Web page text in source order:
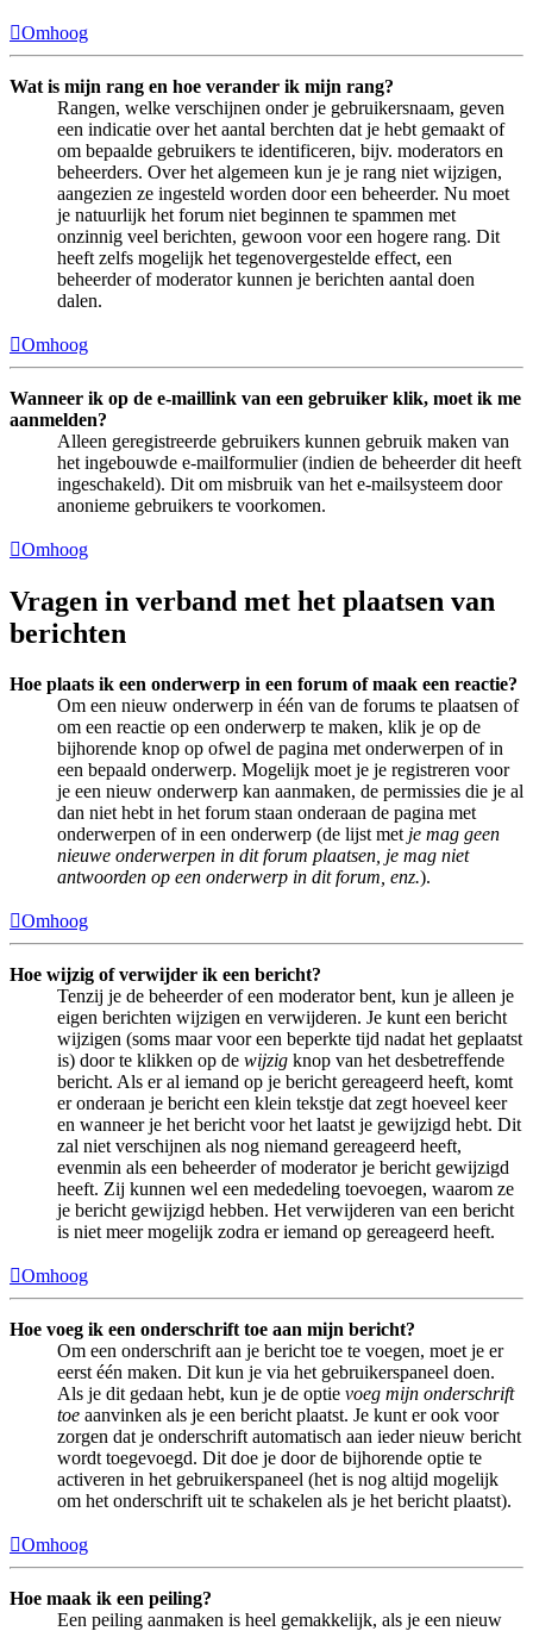
Omhoog
Wat is mijn rang en hoe verander ik mijn rang?
Rangen, welke verschijnen onder je gebruikersnaam, geven
een indicatie over het aantal berchten dat je hebt gemaakt of
om bepaalde gebruikers te identificeren, bijv. moderators en
beheerders. Over het algemeen kun je je rang niet wijzigen,
aangezien ze ingesteld worden door een beheerder. Nu moet
je natuurlijk het forum niet beginnen te spammen met
onzinnig veel berichten, gewoon voor een hogere rang. Dit
heeft zelfs mogelijk het tegenovergestelde effect, een
beheerder of moderator kunnen je berichten aantal doen
dalen.
Omhoog
Wanneer ik op de e-maillink van een gebruiker klik, moet ik me
aanmelden?
Alleen geregistreerde gebruikers kunnen gebruik maken van
het ingebouwde e-mailformulier (indien de beheerder dit heeft
ingeschakeld). Dit om misbruik van het e-mailsysteem door
anonieme gebruikers te voorkomen.
Omhoog
Vragen in verband met het plaatsen van
berichten
Hoe plaats ik een onderwerp in een forum of maak een reactie?
Om een nieuw onderwerp in één van de forums te plaatsen of
om een reactie op een onderwerp te maken, klik je op de
bijhorende knop op ofwel de pagina met onderwerpen of in
een bepaald onderwerp. Mogelijk moet je je registreren voor
je een nieuw onderwerp kan aanmaken, de permissies die je al
dan niet hebt in het forum staan onderaan de pagina met
onderwerpen of in een onderwerp (de lijst met je mag geen
nieuwe onderwerpen in dit forum plaatsen, je mag niet
antwoorden op een onderwerp in dit forum, enz.).
Omhoog
Hoe wijzig of verwijder ik een bericht?
Tenzij je de beheerder of een moderator bent, kun je alleen je
eigen berichten wijzigen en verwijderen. Je kunt een bericht
wijzigen (soms maar voor een beperkte tijd nadat het geplaatst
is) door te klikken op de wijzig knop van het desbetreffende
bericht. Als er al iemand op je bericht gereageerd heeft, komt
er onderaan je bericht een klein tekstje dat zegt hoeveel keer
en wanneer je het bericht voor het laatst je gewijzigd hebt. Dit
zal niet verschijnen als nog niemand gereageerd heeft,
evenmin als een beheerder of moderator je bericht gewijzigd
heeft. Zij kunnen wel een mededeling toevoegen, waarom ze
je bericht gewijzigd hebben. Het verwijderen van een bericht
is niet meer mogelijk zodra er iemand op gereageerd heeft.
Omhoog
Hoe voeg ik een onderschrift toe aan mijn bericht?
Om een onderschrift aan je bericht toe te voegen, moet je er
eerst één maken. Dit kun je via het gebruikerspaneel doen.
Als je dit gedaan hebt, kun je de optie voeg mijn onderschrift
toe aanvinken als je een bericht plaatst. Je kunt er ook voor
zorgen dat je onderschrift automatisch aan ieder nieuw bericht
wordt toegevoegd. Dit doe je door de bijhorende optie te
activeren in het gebruikerspaneel (het is nog altijd mogelijk
om het onderschrift uit te schakelen als je het bericht plaatst).
Omhoog
Hoe maak ik een peiling?
Een peiling aanmaken is heel gemakkelijk, als je een nieuw